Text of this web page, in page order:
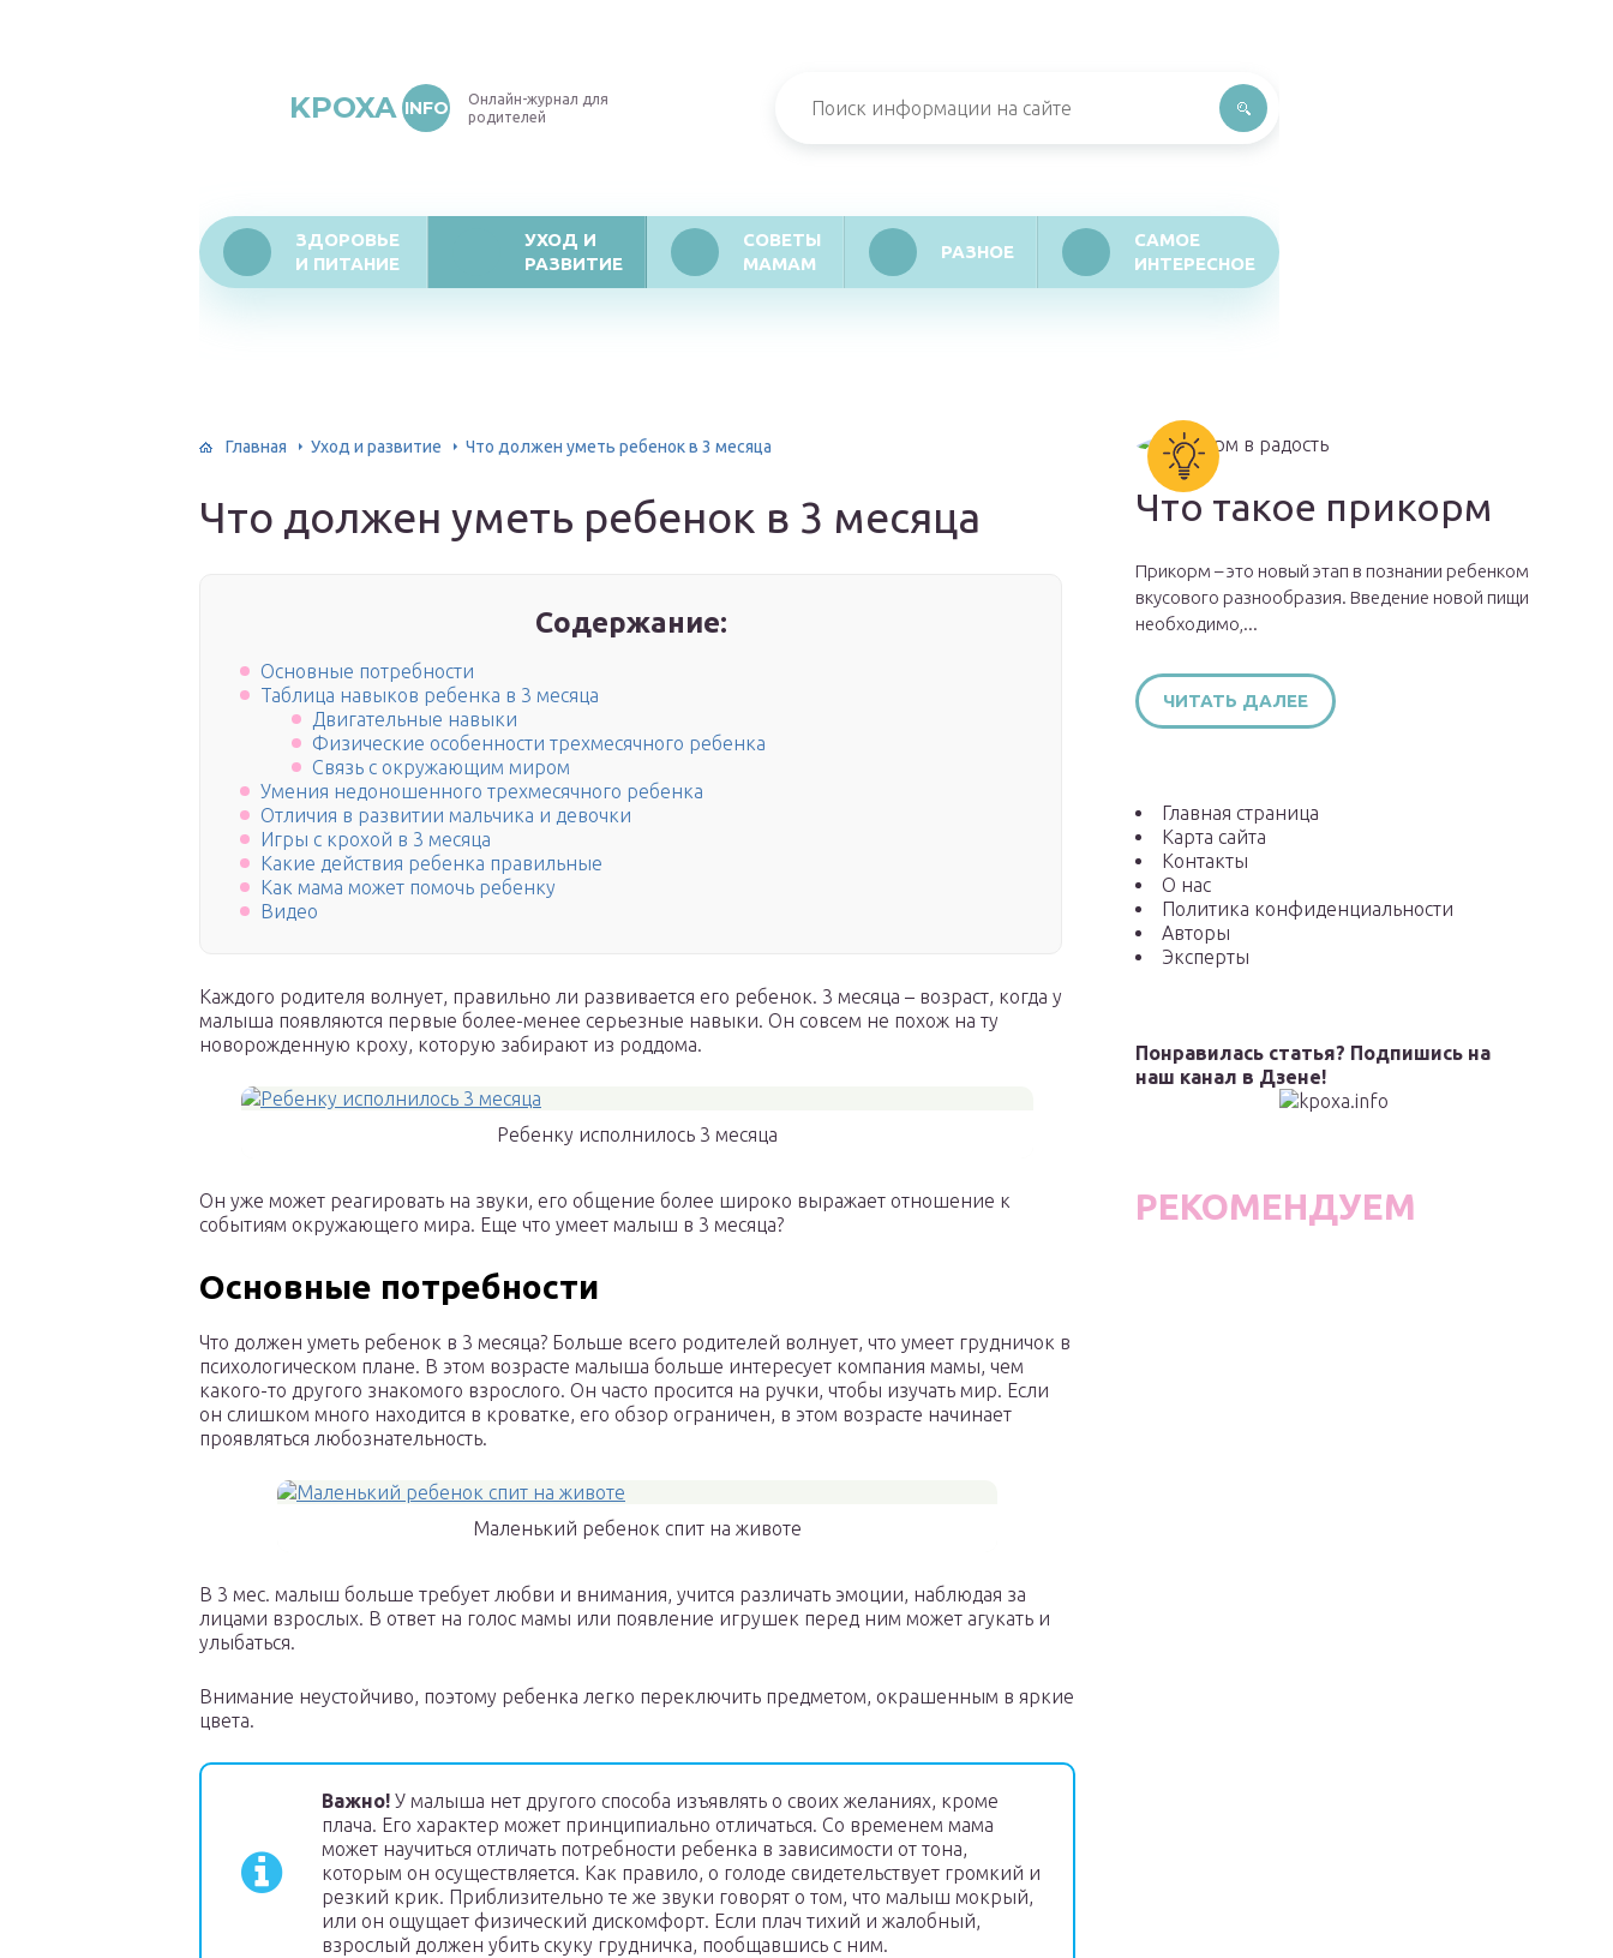
KPOXA INFO
Онлайн-журнал для
родителей
ЗДОРОВЬЕ
И ПИТАНИЕ
УХОД И
РАЗВИТИЕ
СОВЕТЫ
МАМАМ
РАЗНОЕ
САМОЕ
ИНТЕРЕСНОЕ
Главная Уход и развитие Что должен уметь ребенок в 3 месяца
Что должен уметь ребенок в 3 месяца
Содержание:
Основные потребности
Таблица навыков ребенка в 3 месяца
Двигательные навыки
Физические особенности трехмесячного ребенка
Связь с окружающим миром
Умения недоношенного трехмесячного ребенка
Отличия в развитии мальчика и девочки
Игры с крохой в 3 месяца
Какие действия ребенка правильные
Как мама может помочь ребенку
Видео
Каждого родителя волнует, правильно ли развивается его ребенок. 3 месяца – возраст, когда у
малыша появляются первые более-менее серьезные навыки. Он совсем не похож на ту
новорожденную кроху, которую забирают из роддома.
Ребенку исполнилось 3 месяца
Он уже может реагировать на звуки, его общение более широко выражает отношение к
событиям окружающего мира. Еще что умеет малыш в 3 месяца?
Основные потребности
Что должен уметь ребенок в 3 месяца? Больше всего родителей волнует, что умеет грудничок в
психологическом плане. В этом возрасте малыша больше интересует компания мамы, чем
какого-то другого знакомого взрослого. Он часто просится на ручки, чтобы изучать мир. Если
он слишком много находится в кроватке, его обзор ограничен, в этом возрасте начинает
проявляться любознательность.
Маленький ребенок спит на животе
В 3 мес. малыш больше требует любви и внимания, учится различать эмоции, наблюдая за
лицами взрослых. В ответ на голос мамы или появление игрушек перед ним может агукать и
улыбаться.
Внимание неустойчиво, поэтому ребенка легко переключить предметом, окрашенным в яркие
цвета.
Важно! У малыша нет другого способа изъявлять о своих желаниях, кроме
плача. Его характер может принципиально отличаться. Со временем мама
может научиться отличать потребности ребенка в зависимости от тона,
которым он осуществляется. Как правило, о голоде свидетельствует громкий и
резкий крик. Приблизительно те же звуки говорят о том, что малыш мокрый,
или он ощущает физический дискомфорт. Если плач тихий и жалобный,
взрослый должен убить скуку грудничка, пообщавшись с ним.
Что такое прикорм
Прикорм – это новый этап в познании ребенком
вкусового разнообразия. Введение новой пищи
необходимо,...
ЧИТАТЬ ДАЛЕЕ
Главная страница
Карта сайта
Контакты
О нас
Политика конфиденциальности
Авторы
Эксперты
Понравилась статья? Подпишись на
наш канал в Дзене!
РЕКОМЕНДУЕМ